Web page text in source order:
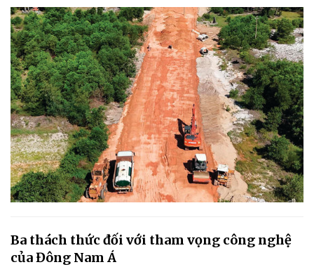
Ba thách thức đối với tham vọng công nghệ
của Đông Nam Á